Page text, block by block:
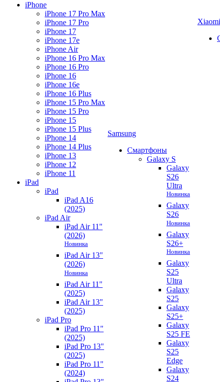
iPhone
iPhone 17 Pro Max
iPhone 17 Pro
iPhone 17
iPhone 17e
iPhone Air
iPhone 16 Pro Max
iPhone 16 Pro
iPhone 16
iPhone 16e
iPhone 16 Plus
iPhone 15 Pro Max
iPhone 15 Pro
iPhone 15
iPhone 15 Plus
iPhone 14
iPhone 14 Plus
iPhone 13
iPhone 12
iPhone 11
iPad
iPad
iPad A16
(2025)
iPad Air
iPad Air 11"
(2026)
Новинка
iPad Air 13"
(2026)
Новинка
iPad Air 11"
(2025)
iPad Air 13"
(2025)
iPad Pro
iPad Pro 11"
(2025)
iPad Pro 13"
(2025)
iPad Pro 11"
(2024)
Samsung
Смартфоны
Galaxy S
Galaxy
S26
Ultra
Новинка
Galaxy
S26
Новинка
Galaxy
S26+
Новинка
Galaxy
S25
Ultra
Galaxy
S25
Galaxy
S25+
Galaxy
S25 FE
Galaxy
S25
Edge
Galaxy
S24
Xiaomi